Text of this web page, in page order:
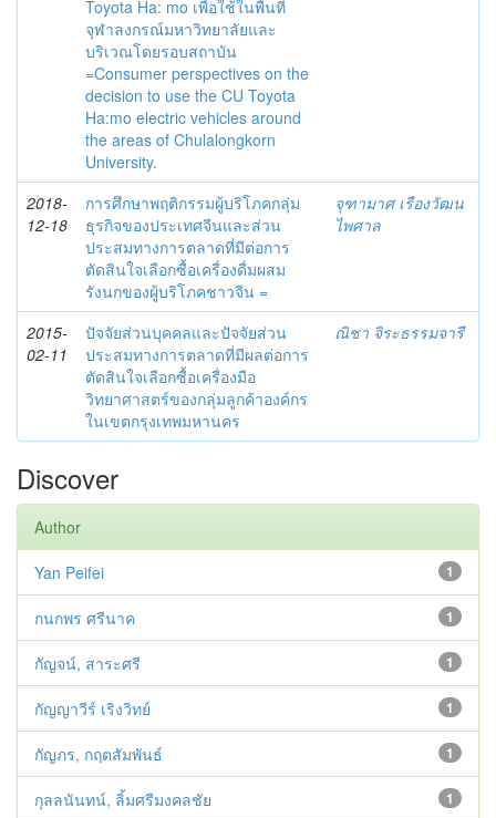
Toyota Ha: mo เพื่อใช้ในพื้นที่
จุฬาลงกรณ์มหาวิทยาลัยและ
บริเวณโดยรอบสถาบัน
=Consumer perspectives on the
decision to use the CU Toyota
Ha:mo electric vehicles around
the areas of Chulalongkorn
University.
2018-
12-18
การศึกษาพฤติกรรมผู้บริโภคกลุ่ม
ธุรกิจของประเทศจีนและส่วน
ประสมทางการตลาดที่มีต่อการ
ตัดสินใจเลือกซื้อเครื่องดื่มผสม
รังนกของผู้บริโภคชาวจีน =
จุฑามาศ เรืองวัฒน
ไพศาล
2015-
02-11
ปัจจัยส่วนบุคคลและปัจจัยส่วน
ประสมทางการตลาดที่มีผลต่อการ
ตัดสินใจเลือกซื้อเครื่องมือ
วิทยาศาสตร์ของกลุ่มลูกค้าองค์กร
ในเขตกรุงเทพมหานคร
ณิชา จิระธรรมจารี
Discover
Author
1
Yan Peifei
1
กนกพร ศรีนาค
1
กัญจน์, สาระศรี
1
กัญญาวีร์ เริงวิทย์
1
กัญภร, กฤตสัมพันธ์
1
กุลลนันทน์, ลิ้มศรีมงคลชัย